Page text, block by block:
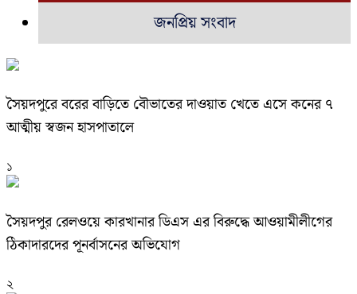
জনপ্রিয় সংবাদ
সৈয়দপুরে বরের বাড়িতে বৌভাতের দাওয়াত খেতে এসে কনের ৭
আত্মীয় স্বজন হাসপাতালে
১
সৈয়দপুর রেলওয়ে কারখানার ডিএস এর বিরুদ্ধে আওয়ামীলীগের
ঠিকাদারদের পূনর্বাসনের অভিযোগ
২